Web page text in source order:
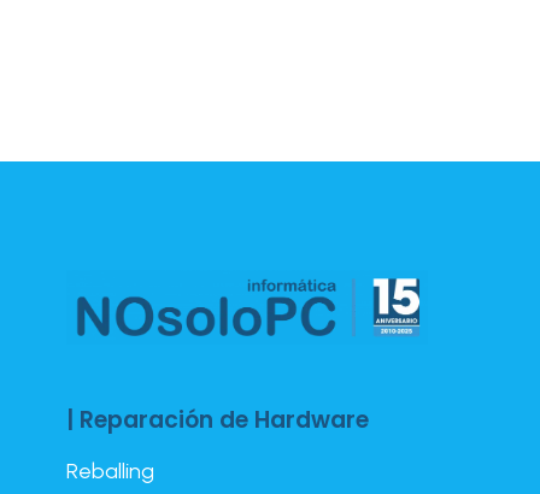
| Reparación de Hardware
Reballing